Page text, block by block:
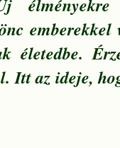
élményekre
életedbe.
Itt az ideje,